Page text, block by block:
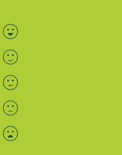
Bewertung auswählen